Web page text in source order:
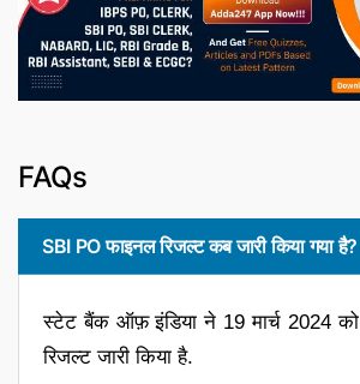
FAQs
SBI PO फाइनल रिजल्ट कब जारी किया गया है?
स्टेट बैंक ऑफ़ इंडिया ने 19 मार्च 2024
रिजल्ट जारी किया है.